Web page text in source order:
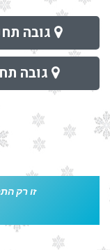
גובה
גובה
זו רק